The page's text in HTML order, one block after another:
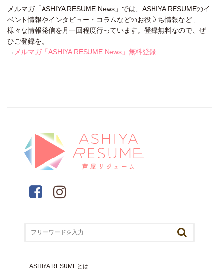
メルマガ「ASHIYA RESUME News」では、ASHIYA RESUMEのイ
ベント情報やインタビュー・コラムなどのお役立ち情報など、
様々な情報発信を月一回程度行っています。登録無料なので、ぜ
ひご登録を。
→ メルマガ「ASHIYA RESUME News」無料登録
ASHIYA RESUMEとは